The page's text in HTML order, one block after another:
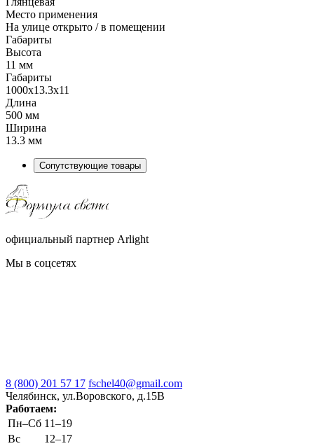
Место применения
На улице открыто / в помещении
Габариты
Высота
11 мм
Габариты
1000x13.3x11
Длина
500 мм
Ширина
13.3 мм
Сопутствующие товары
официальный партнер Arlight
Мы в соцсетях
8 (800) 201 57 17 fschel40@gmail.com
Челябинск, ул.Воровского, д.15В
Работаем:
Пн–Cб 11–19
Вс
12–17